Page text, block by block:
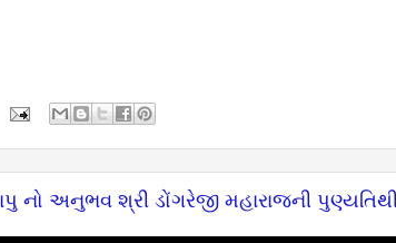
નો અનુભવ શ્રી ડોંગરેજી મહારાજની